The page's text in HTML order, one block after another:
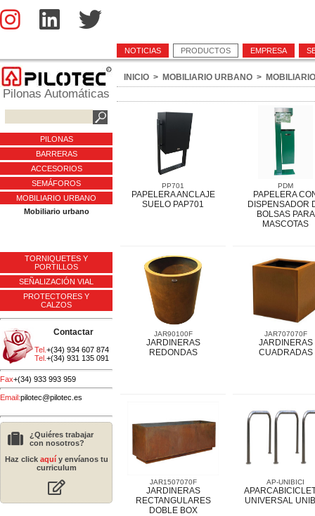
NOTICIAS PRODUCTOS EMPRESA
Pilonas Automáticas
PILONAS
BARRERAS
ACCESORIOS
SEMÁFOROS
MOBILIARIO URBANO
Mobiliario urbano
TORNIQUETES Y
PORTILLOS
SEÑALIZACIÓN VIAL
PROTECTORES Y
CALZOS
Contactar
Tel. +(34) 934 607 874
Tel. +(34) 931 135 091
Fax+(34) 933 993 959
Email:pilotec@pilotec.es
¿Quiéres trabajar
con nosotros?
Haz click aquíy envíanos tu
curriculum
INICIO > MOBILIARIO URBANO >
PP701
PAPELERA ANCLAJE
SUELO PAP701
PDM
PAPELERA
DISPENSADOR
BOLSAS PARA
MASCOTAS
JAR90100F
JARDINERAS
REDONDAS
JAR707070F
JARDINERAS
CUADRADAS
JAR1507070F
JARDINERAS
RECTANGULARES
DOBLE BOX
AP-UNIBICI
UNIVERSAL